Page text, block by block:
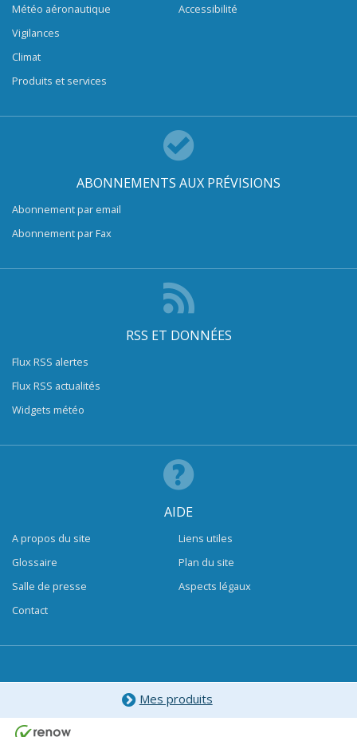
Météo aéronautique
Vigilances
Climat
Produits et services
Accessibilité
ABONNEMENTS AUX PRÉVISIONS
Abonnement par email
Abonnement par Fax
RSS ET DONNÉES
Flux RSS alertes
Flux RSS actualités
Widgets météo
AIDE
A propos du site
Glossaire
Salle de presse
Contact
Liens utiles
Plan du site
Aspects légaux
Mes produits